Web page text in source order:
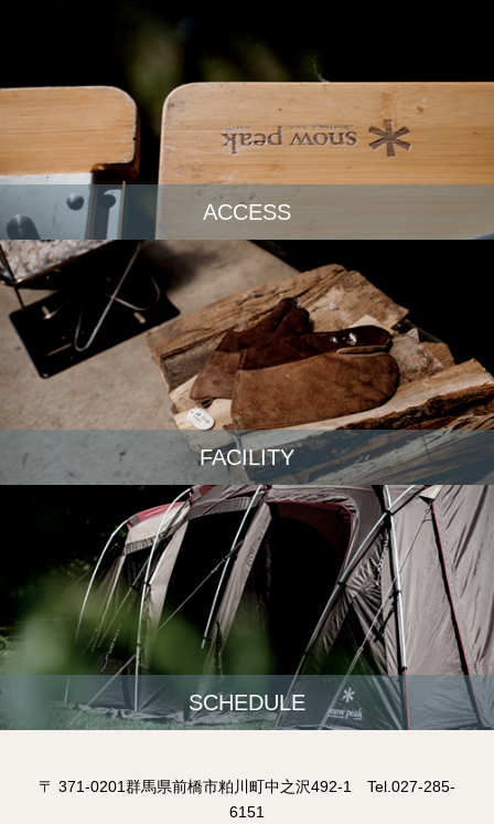
ACCESS
FACILITY
SCHEDULE
〒 371-0201群馬県前橋市粕川町中之沢492-1 Tel.027-285-
6151